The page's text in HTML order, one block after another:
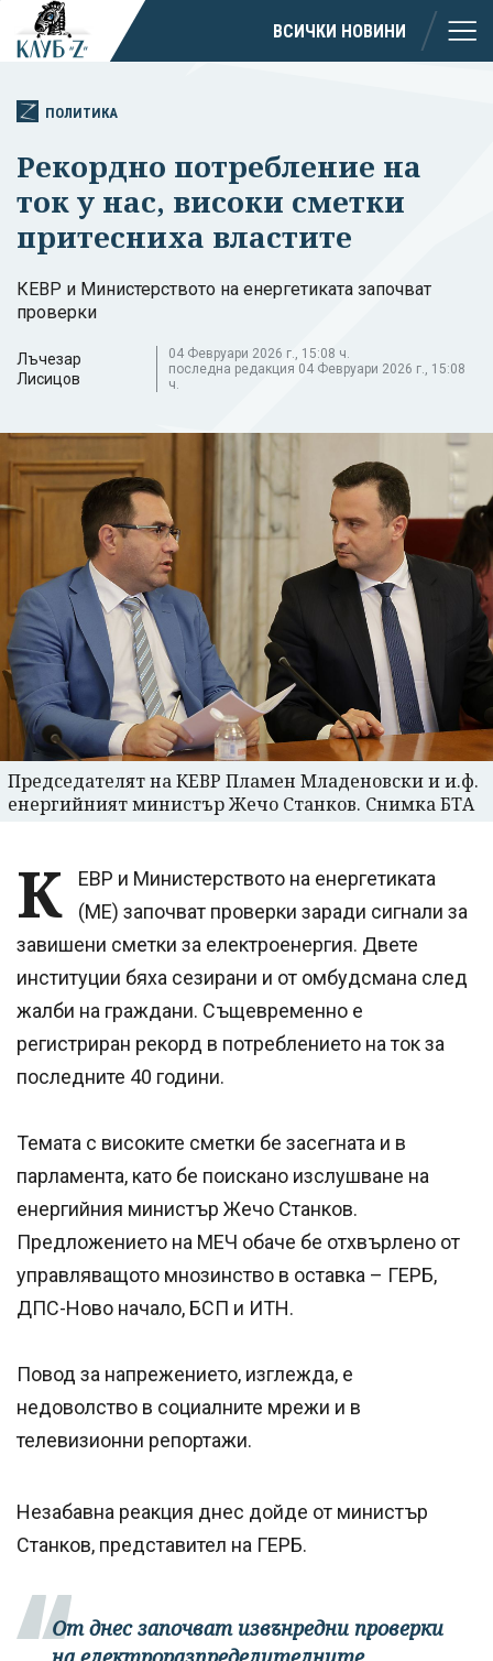
ВСИЧКИ НОВИНИ
ПОЛИТИКА
Рекордно потребление на
ток у нас, високи сметки
притесниха властите
КЕВР и Министерството на енергетиката започват
проверки
Лъчезар
Лисицов
04 Февруари 2026 г., 15:08 ч.
последна редакция 04 Февруари 2026 г., 15:08
ч.
Председателят на КЕВР Пламен Младеновски и и.ф.
енергийният министър Жечо Станков. Снимка БТА
К
ЕВР и Министерството на енергетиката
(МЕ) започват проверки заради сигнали за
завишени сметки за електроенергия. Двете
институции бяха сезирани и от омбудсмана след
жалби на граждани. Същевременно е
регистриран рекорд в потреблението на ток за
последните 40 години.
Темата с високите сметки бе засегната и в
парламента, като бе поискано изслушване на
енергийния министър Жечо Станков.
Предложението на МЕЧ обаче бе отхвърлено от
управляващото мнозинство в оставка – ГЕРБ,
ДПС-Ново начало, БСП и ИТН.
Повод за напрежението, изглежда, е
недоволство в социалните мрежи и в
телевизионни репортажи.
Незабавна реакция днес дойде от министър
Станков, представител на ГЕРБ.
От днес започват извънредни проверки